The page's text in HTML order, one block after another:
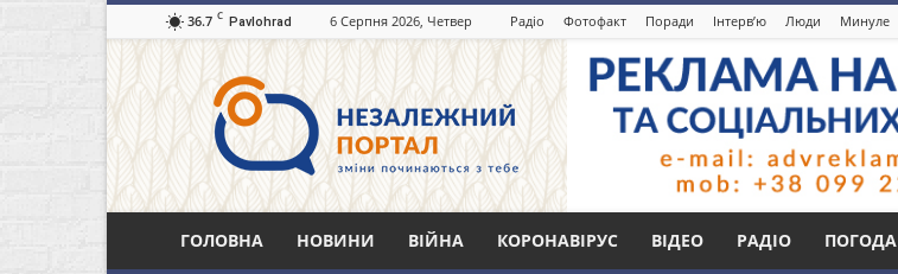
36.7 C Pavlohrad 6 Серпня 2026, Четвер Радіо Фотофакт Поради Інтерв’ю Люди Минуле
Незалежний
портал
Павлоград.dp.ua
ГОЛОВНА НОВИНИ ВІЙНА КОРОНАВІРУС ВІДЕО РАДІО ПОГОДА